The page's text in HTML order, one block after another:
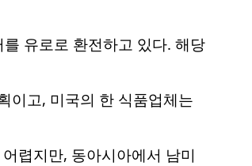
유로로 환전하고 있다. 해당
이고, 미국의 한 식품업체는
렵지만, 동아시아에서 남미